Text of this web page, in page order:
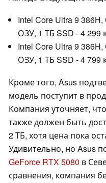
Intel Core Ultra 9
ОЗУ, 1 ТБ SSD - 4 299
Intel Core Ultra 9
ОЗУ, 1 ТБ SSD - 4 799
Кроме того, Asus
модель поступит в
Компания уточняет,
также должен быть
2 ТБ, хотя цена пока
Удивительно, но Asus
GeForce RTX 5080 в
сравнения, компания